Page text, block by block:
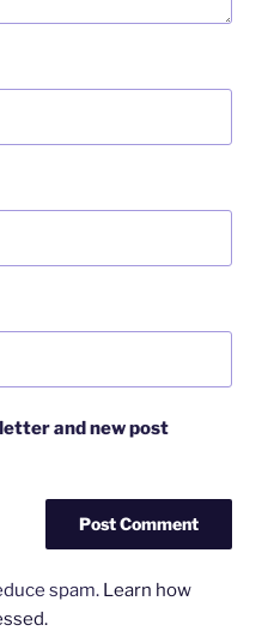
and new post
spam. Learn how